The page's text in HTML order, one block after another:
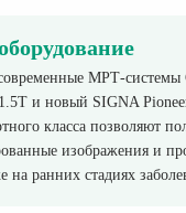
МРТ-системы
и новый SIGNA
класса позволяют
изображения и
на ранних стадиях